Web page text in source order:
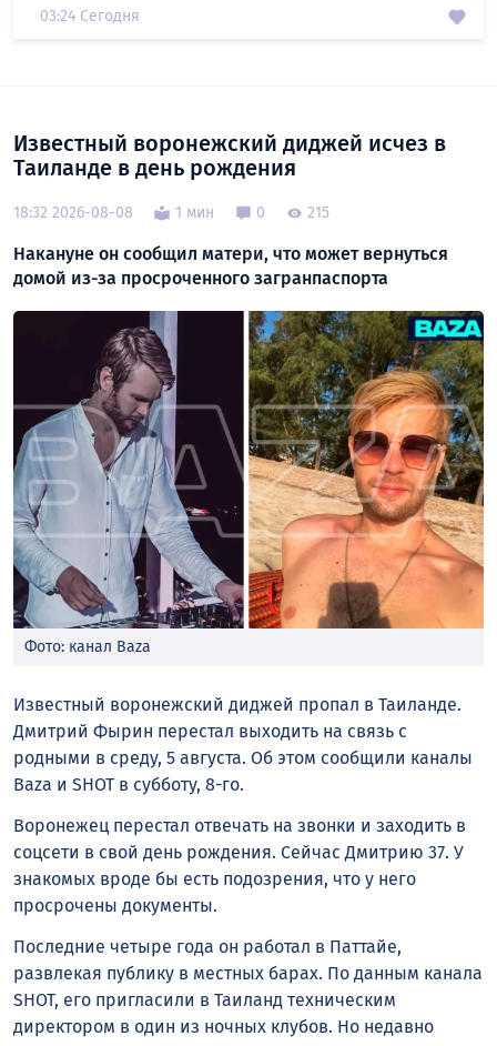
03:24 Сегодня
Известный воронежский диджей исчез в
Таиланде в день рождения
18:32 2026-08-08 1 мин 0 215
Накануне он сообщил матери, что может вернуться
домой из-за просроченного загранпаспорта
Фото: канал Baza
Известный воронежский диджей пропал в Таиланде.
Дмитрий Фырин перестал выходить на связь с
родными в среду, 5 августа. Об этом сообщили каналы
Baza и SHOT в субботу, 8-го.
Воронежец перестал отвечать на звонки и заходить в
соцсети в свой день рождения. Сейчас Дмитрию 37. У
знакомых вроде бы есть подозрения, что у него
просрочены документы.
Последние четыре года он работал в Паттайе,
развлекая публику в местных барах. По данным канала
SHOT, его пригласили в Таиланд техническим
директором в один из ночных клубов. Но недавно